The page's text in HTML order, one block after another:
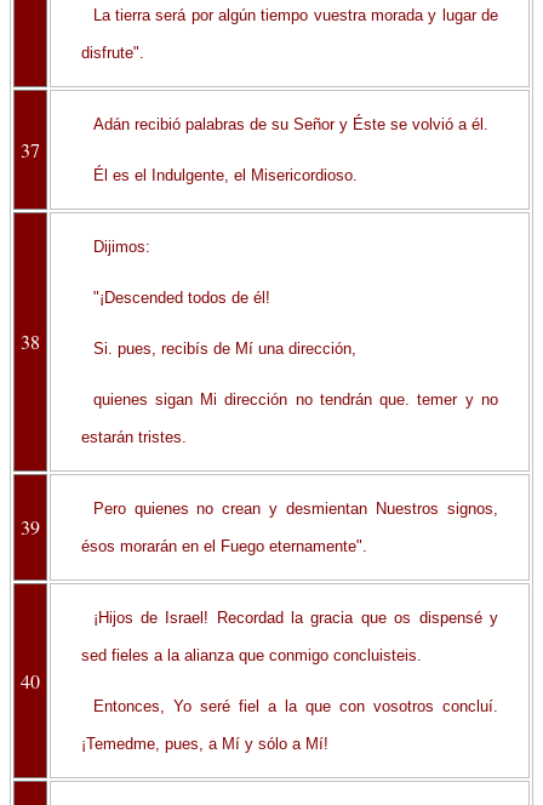
La tierra será por algún tiempo vuestra morada y lugar de
disfrute".
37
Adán recibió palabras de su Señor y Éste se volvió a él.
Él es el Indulgente, el Misericordioso.
38
Dijimos:
"¡Descended todos de él!
Si. pues, recibís de Mí una dirección,
quienes sigan Mi dirección no tendrán que. temer y no
estarán tristes.
39
Pero quienes no crean y desmientan Nuestros signos,
ésos morarán en el Fuego eternamente".
40
¡Hijos de Israel! Recordad la gracia que os dispensé y
sed fieles a la alianza que conmigo concluisteis.
Entonces, Yo seré fiel a la que con vosotros concluí.
¡Temedme, pues, a Mí y sólo a Mí!